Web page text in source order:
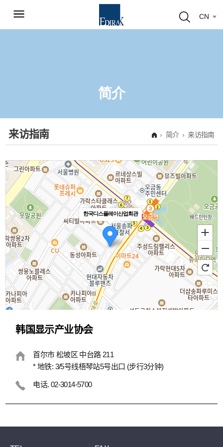
CN
简介
来访指南 简介 来访指南
한국디스플레이산업회관
韩国显示产业协会
首尔市 松坡区 中台路 211
* 地铁: 3/5号线梧琴站5号出口 (步行3分钟)
电话. 02-3014-5700